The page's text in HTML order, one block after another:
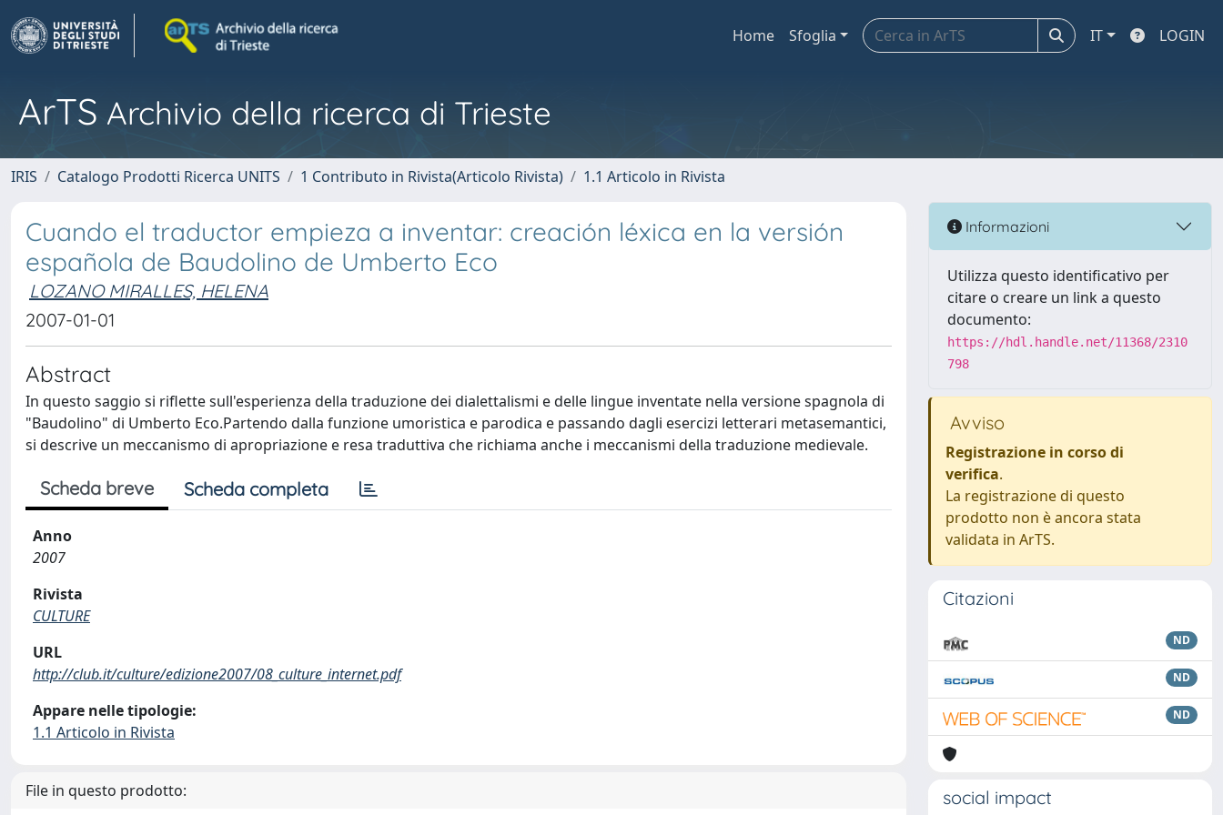
Home Sfoglia IT LOGIN
ArTS Archivio della ricerca di Trieste
IRIS Catalogo Prodotti Ricerca UNITS 1 Contributo in Rivista(Articolo Rivista) 1.1 Articolo in Rivista
Cuando el traductor empieza a inventar: creación léxica en la versión
española de Baudolino de Umberto Eco
LOZANO MIRALLES, HELENA
2007-01-01
Abstract
In questo saggio si riflette sull'esperienza della traduzione dei dialettalismi e delle lingue inventate nella versione spagnola di
"Baudolino" di Umberto Eco.Partendo dalla funzione umoristica e parodica e passando dagli esercizi letterari metasemantici,
si descrive un meccanismo di apropriazione e resa traduttiva che richiama anche i meccanismi della traduzione medievale.
Scheda breve Scheda completa
Anno
2007
Rivista
CULTURE
URL
http://club.it/culture/edizione2007/08_culture_internet.pdf
Appare nelle tipologie:
1.1 Articolo in Rivista
File in questo prodotto:
Informazioni
Utilizza questo identificativo per
citare o creare un link a questo
documento:
https://hdl.handle.net/11368/2310
798
Avviso
Registrazione in corso di
verifica.
La registrazione di questo
prodotto non è ancora stata
validata in ArTS.
Citazioni
ND
ND
ND
social impact